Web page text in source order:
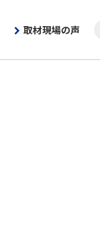
取材現場の声